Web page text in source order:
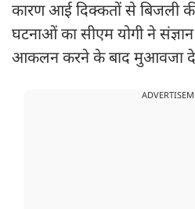
कारण आई दिक्कतों से बिजली
घटनाओं का सीएम योगी ने
आकलन करने के बाद मुआवजा देने